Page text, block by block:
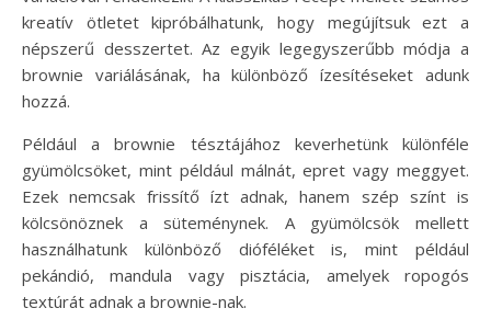
kreatív ötletet kipróbálhatunk, hogy megújítsuk ezt a
népszerű desszertet. Az egyik legegyszerűbb módja a
brownie variálásának, ha különböző ízesítéseket adunk
hozzá.
Például a brownie tésztájához keverhetünk különféle
gyümölcsöket, mint például málnát, epret vagy meggyet.
Ezek nemcsak frissítő ízt adnak, hanem szép színt is
kölcsönöznek a süteménynek. A gyümölcsök mellett
használhatunk különböző dióféléket is, mint például
pekándió, mandula vagy pisztácia, amelyek ropogós
textúrát adnak a brownie-nak.